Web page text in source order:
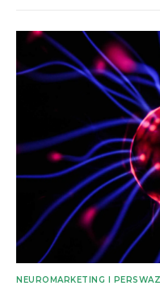
NEUROMARKETING I